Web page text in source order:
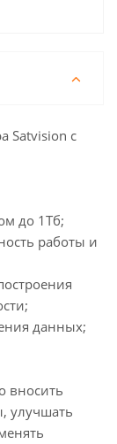
Satvision с
до 1Тб;
работы и
данных;
вносить
улучшать